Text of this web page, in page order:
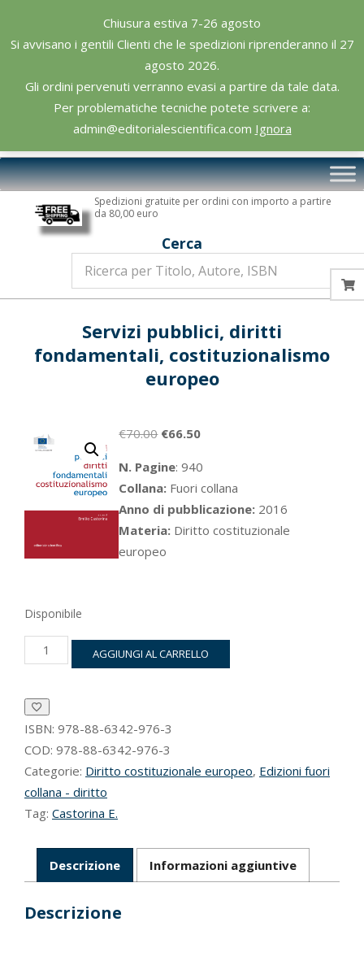
Chiusura estiva 7-26 agosto
Si avvisano i gentili Clienti che le spedizioni riprenderanno il 27
agosto 2026.
Gli ordini pervenuti verranno evasi a partire da tale data.
Per problematiche tecniche potete scrivere a:
admin@editorialescientifica.com Ignora
content
Editoriale
Scientifica
Primary
Navigation
Spedizioni gratuite per ordini con importo a partire
da 80,00 euro
Cerca
Servizi pubblici, diritti
fondamentali, costituzionalismo
europeo
€70.00 Il
originale
era:
€70.00.
€66.50Il
attuale
è:
€66.50.
N. Pagine: 940
Collana: Fuori collana
Anno di pubblicazione: 2016
Materia: Diritto costituzionale
europeo
Disponibile
Servizi
pubblici,
costituzionalismo
europeo
quantità
AGGIUNGI AL CARRELLO
ISBN: 978-88-6342-976-3
COD: 978-88-6342-976-3
Categorie: Diritto costituzionale europeo, Edizioni fuori
collana - diritto
Tag: Castorina E.
Descrizione Informazioni aggiuntive
Descrizione